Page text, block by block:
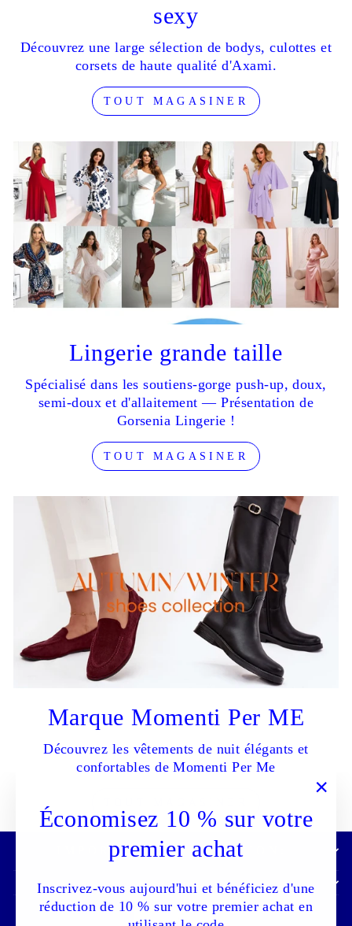
Économisez 10 % sur votre
premier achat
Inscrivez-vous aujourd'hui et bénéficiez d'une
réduction de 10 % sur votre premier achat en
sexy
Découvrez une large sélection de bodys, culottes et
corsets de haute qualité d'Axami.
TOUT MAGASINER
Lingerie grande taille
Spécialisé dans les soutiens-gorge push-up, doux,
semi-doux et d'allaitement — Présentation de
Gorsenia Lingerie !
TOUT MAGASINER
Marque Momenti Per ME
Découvrez les vêtements de nuit élégants et
confortables de Momenti Per Me
IMPORTANT INFORMATION: